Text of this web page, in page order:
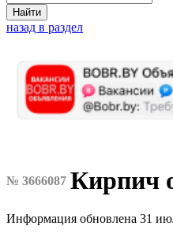
Найти
назад в раздел
№ 3666087 Кирпич
Информация обновлена 31